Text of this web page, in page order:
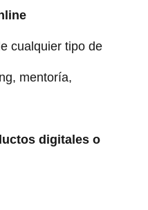
cualquier tipo de
mentoría,
digitales o